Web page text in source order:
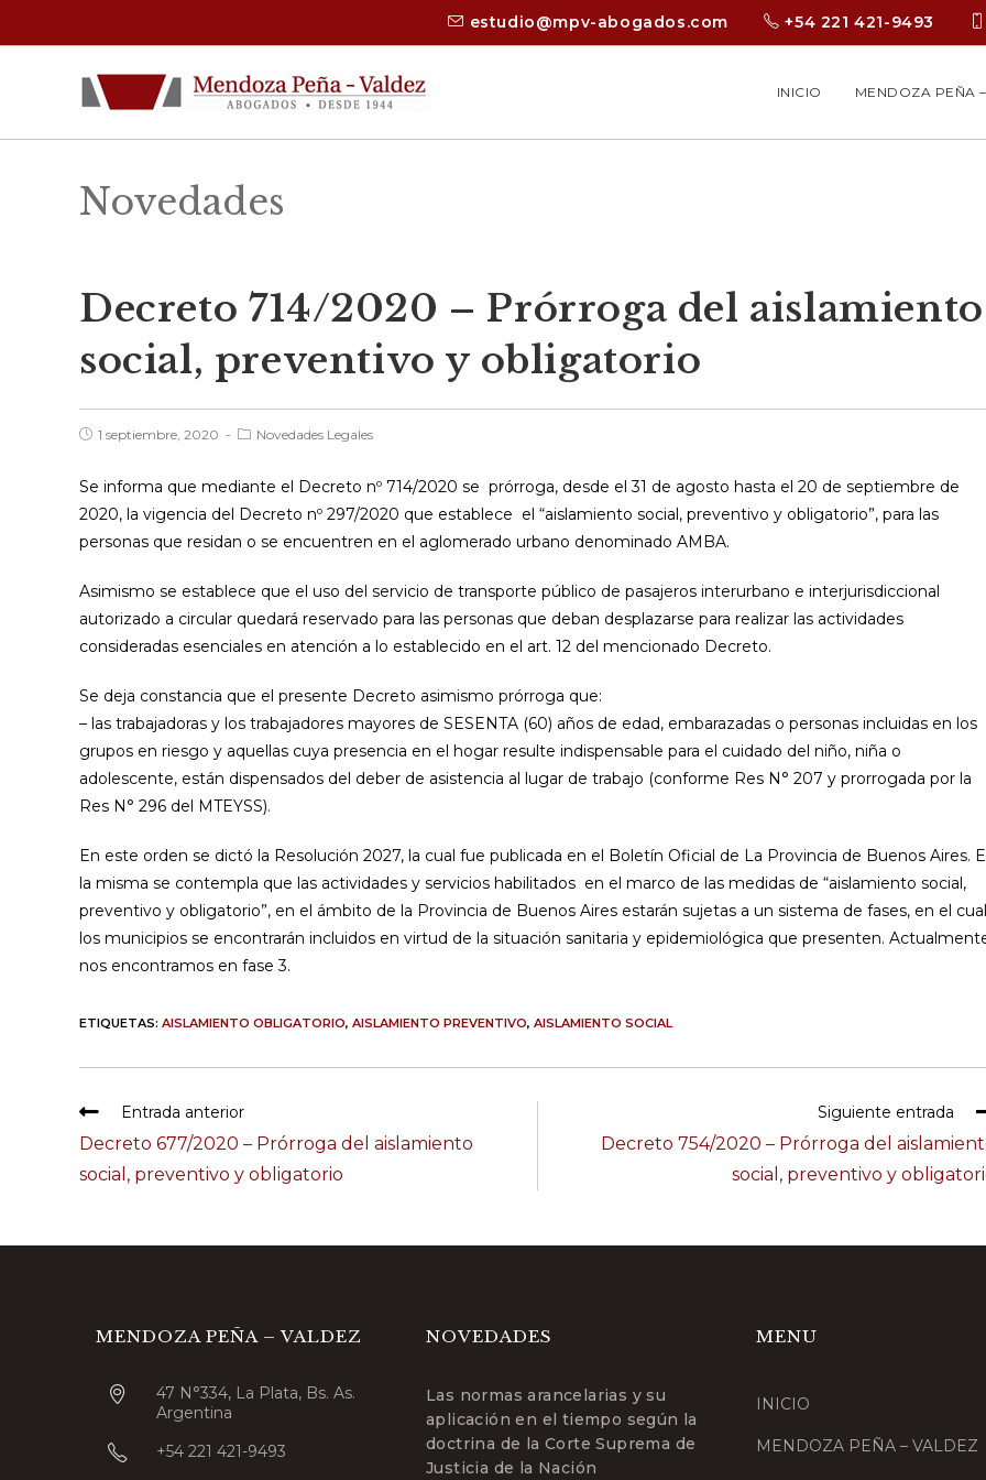
estudio@mpv-abogados.com +54 221 421-9493
INICIO MENDOZA PEÑA
Novedades
Decreto 714/2020 – Prórroga del aislamiento
social, preventivo y obligatorio
Publicación
entrada:
1 septiembre, 2020
Categoría
entrada:
Novedades Legales
Se informa que mediante el Decreto nº 714/2020 se prórroga, desde el 31 de agosto hasta el 20 de septiembre de
2020, la vigencia del Decreto nº 297/2020 que establece el “aislamiento social, preventivo y obligatorio”, para las
personas que residan o se encuentren en el aglomerado urbano denominado AMBA.
Asimismo se establece que el uso del servicio de transporte público de pasajeros interurbano e interjurisdiccional
autorizado a circular quedará reservado para las personas que deban desplazarse para realizar las actividades
consideradas esenciales en atención a lo establecido en el art. 12 del mencionado Decreto.
Se deja constancia que el presente Decreto asimismo prórroga que:
– las trabajadoras y los trabajadores mayores de SESENTA (60) años de edad, embarazadas o personas incluidas en los
grupos en riesgo y aquellas cuya presencia en el hogar resulte indispensable para el cuidado del niño, niña o
adolescente, están dispensados del deber de asistencia al lugar de trabajo (conforme Res N° 207 y prorrogada por la
Res N° 296 del MTEYSS).
En este orden se dictó la Resolución 2027, la cual fue publicada en el Boletín Oficial de La Provincia de Buenos Aires.
la misma se contempla que las actividades y servicios habilitados en el marco de las medidas de “aislamiento social,
preventivo y obligatorio”, en el ámbito de la Provincia de Buenos Aires estarán sujetas a un sistema de fases, en el cual
los municipios se encontrarán incluidos en virtud de la situación sanitaria y epidemiológica que presenten.
nos encontramos en fase 3.
ETIQUETAS: AISLAMIENTO OBLIGATORIO, AISLAMIENTO PREVENTIVO, AISLAMIENTO SOCIAL
Leer
más
artículos
Entrada anterior
Decreto 677/2020 – Prórroga del aislamiento
social, preventivo y obligatorio
Siguiente entrada
Decreto 754/2020 – Prórroga del
social, preventivo y
MENDOZA PEÑA – VALDEZ
47 N°334, La Plata, Bs. As.
Argentina
+54 221 421-9493
NOVEDADES
Las normas arancelarias y su
aplicación en el tiempo según la
doctrina de la Corte Suprema de
Justicia de la Nación
MENU
INICIO
MENDOZA PEÑA – VALDEZ